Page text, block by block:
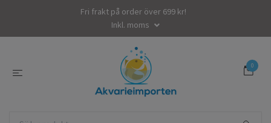
Fri frakt på order över 699 kr!
Inkl. moms
0